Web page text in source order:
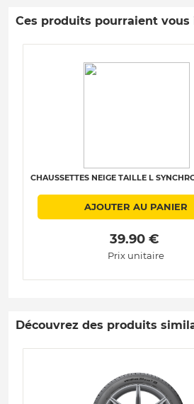
Ces produits pourraient vous
CHAUSSETTES NEIGE TAILLE L
AJOUTER AU PANIER
39.90 €
Prix unitaire
Découvrez des produits